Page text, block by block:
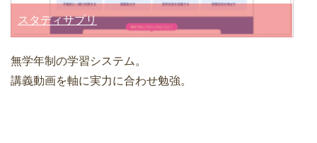
スタディサプリ
無学年制の学習システム。
講義動画を軸に実力に合わせ勉強。